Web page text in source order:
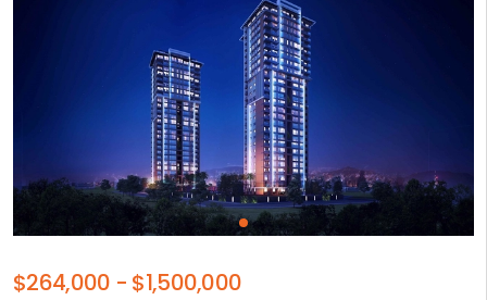
$264,000 - $1,500,000